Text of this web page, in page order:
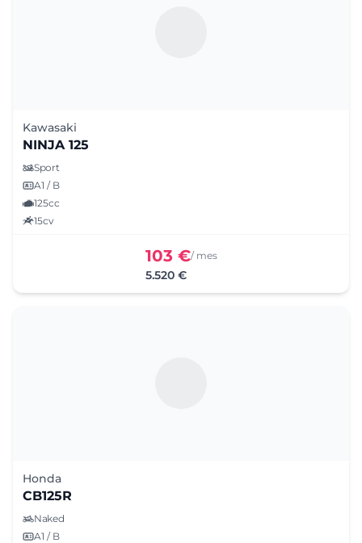
Kawasaki
NINJA 125
Sport
A1 / B
125cc
15cv
103 €/ mes
5.520 €
Honda
CB125R
Naked
A1 / B